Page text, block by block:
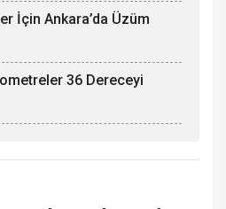
İçin Ankara’da Üzüm
36 Dereceyi